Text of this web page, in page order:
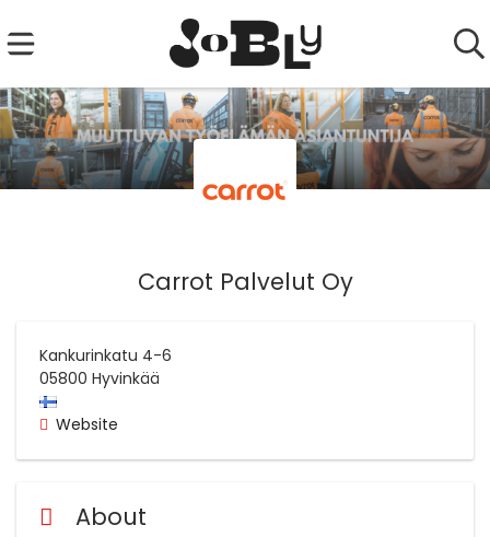
Carrot Palvelut Oy
Kankurinkatu 4-6
05800 Hyvinkää
Website
About